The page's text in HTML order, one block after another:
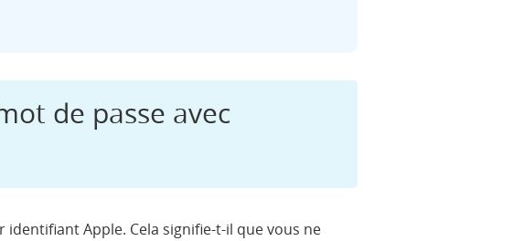
de passe avec
Apple. Cela signifie-t-il que vous ne